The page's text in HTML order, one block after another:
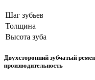
Шаг зубьев
Толщина
Высота зуба
Двухсторонний зубчатый
производительность